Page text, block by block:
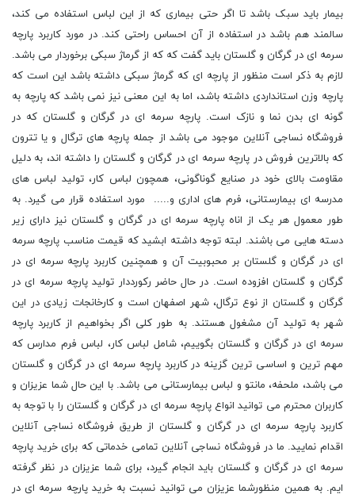
بیمار باید سبک باشد تا اگر حتی بیماری که از این لباس استفاده می کند،
سالمند هم باشد در استفاده از آن احساس راحتی کند. در مورد کاربرد پارچه
سرمه ای در گرگان و گلستان باید گفت که که از گرماژ سبکی برخوردار می باشد.
لازم به ذکر است منظور از پارچه ای که گرماژ سبکی داشته باشد این است که
پارچه وزن استانداردی داشته باشد، اما به این معنی نیز نمی باشد که پارچه به
گونه ای بدن نما و نازک است. پارچه سرمه ای در گرگان و گلستان که در
فروشگاه نساجی آنلاین موجود می باشد از جمله پارچه های ترگال و یا تترون
که بالاترین فروش در پارچه سرمه ای در گرگان و گلستان را داشته اند، به دلیل
مقاومت بالای خود در صنایع گوناگونی، همچون لباس کار، تولید لباس های
مدرسه ای بیمارستانی، فرم های اداری و..... مورد استفاده قرار می گیرد. به
طور معمول هر یک از اناه پارچه سرمه ای در گرگان و گلستان نیز دارای زیر
دسته هایی می باشند. لبته توجه داشته ابشید که قیمت مناسب پارچه سرمه
ای در گرگان و گلستان بر محبوبیت آن و همچنین کاربرد پارچه سرمه ای در
گرگان و گلستان افزوده است. در حال حاضر رکورددار تولید پارچه سرمه ای در
گرگان و گلستان از نوع ترگال، شهر اصفهان است و کارخانجات زیادی در این
شهر به تولید آن مشغول هستند. به طور کلی اگر بخواهیم از کاربرد پارچه
سرمه ای در گرگان و گلستان بگوییم، شامل لباس کار، لباس فرم مدارس که
مهم ترین و اساسی ترین گزینه در کاربرد پارچه سرمه ای در گرگان و گلستان
می باشد، ملحفه، مانتو و لباس بیمارستانی می باشد. با این حال شما عزیزان و
کاربران محترم می توانید انواع پارچه سرمه ای در گرگان و گلستان را با توجه به
کاربرد پارچه سرمه ای در گرگان و گلستان از طریق فروشگاه نساجی آنلاین
اقدام نمایید. ما در فروشگاه نساجی آنلاین تمامی خدماتی که برای خرید پارچه
سرمه ای در گرگان و گلستان باید انجام گیرد، برای شما عزیزان در نظر گرفته
ایم. به همین منظورشما عزیزان می توانید نسبت به خرید پارچه سرمه ای در